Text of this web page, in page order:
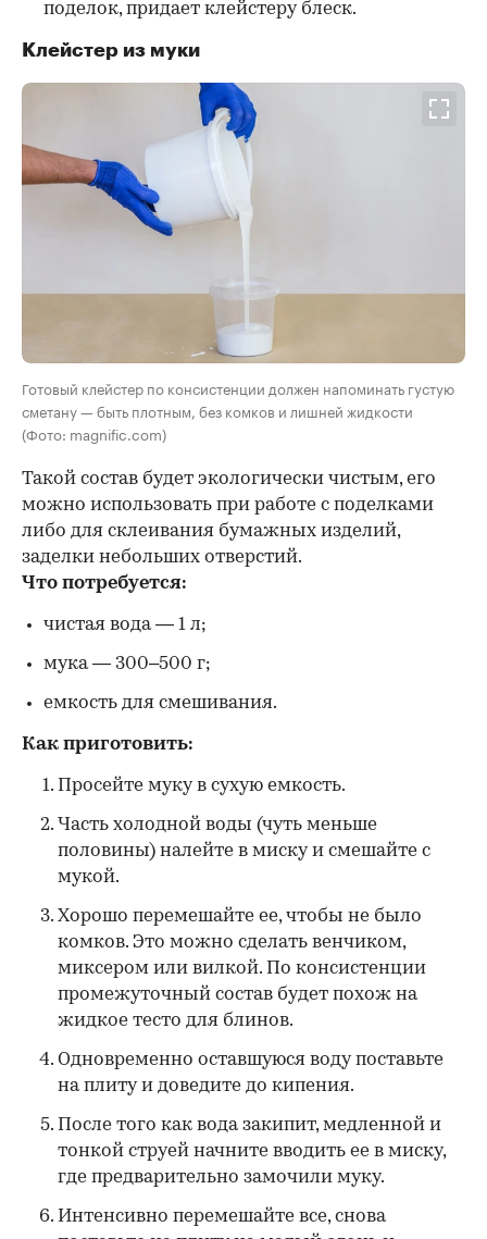
поделок, придает клейстеру блеск.
Клейстер из муки
Готовый клейстер по консистенции должен напоминать густую
сметану — быть плотным, без комков и лишней жидкости
(Фото: magnific.com)
Такой состав будет экологически чистым, его
можно использовать при работе с поделками
либо для склеивания бумажных изделий,
заделки небольших отверстий.
Что потребуется:
чистая вода — 1 л;
мука — 300–500 г;
емкость для смешивания.
Как приготовить:
Просейте муку в сухую емкость.
Часть холодной воды (чуть меньше
половины) налейте в миску и смешайте с
мукой.
Хорошо перемешайте ее, чтобы не было
комков. Это можно сделать венчиком,
миксером или вилкой. По консистенции
промежуточный состав будет похож на
жидкое тесто для блинов.
Одновременно оставшуюся воду поставьте
на плиту и доведите до кипения.
После того как вода закипит, медленной и
тонкой струей начните вводить ее в миску,
где предварительно замочили муку.
Интенсивно перемешайте все, снова